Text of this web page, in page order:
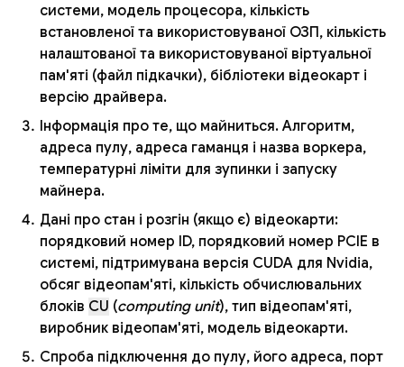
системи, модель процесора, кількість
встановленої та використовуваної ОЗП, кількість
налаштованої та використовуваної віртуальної
пам'яті (файл підкачки), бібліотеки відеокарт і
версію драйвера.
Інформація про те, що майниться. Алгоритм,
адреса пулу, адреса гаманця і назва воркера,
температурні ліміти для зупинки і запуску
майнера.
Дані про стан і розгін (якщо є) відеокарти:
порядковий номер ID, порядковий номер PCIE в
системі, підтримувана версія CUDA для Nvidia,
обсяг відеопам'яті, кількість обчислювальних
блоків CU (computing unit), тип відеопам'яті,
виробник відеопам'яті, модель відеокарти.
Спроба підключення до пулу, його адреса, порт